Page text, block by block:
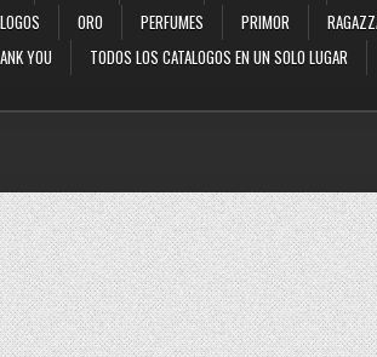
ORO PERFUMES PRIMOR
YOU
TODOS LOS CATALOGOS EN UN SOLO LUGAR